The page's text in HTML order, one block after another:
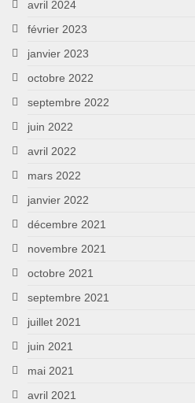
avril 2024
février 2023
janvier 2023
octobre 2022
septembre 2022
juin 2022
avril 2022
mars 2022
janvier 2022
décembre 2021
novembre 2021
octobre 2021
septembre 2021
juillet 2021
juin 2021
mai 2021
avril 2021